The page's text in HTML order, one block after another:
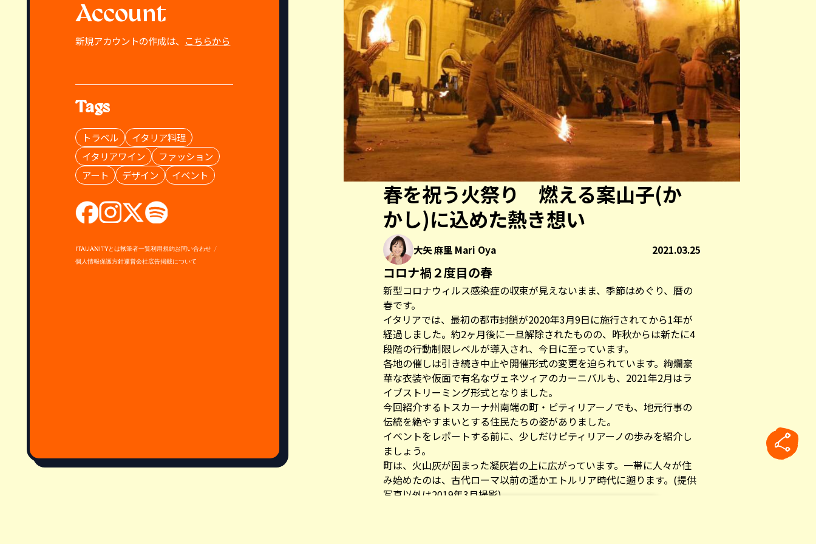
Account
新規アカウントの作成は、 こちらから
Tags
トラベル
イタリア料理
イタリアワイン
ファッション
アート
デザイン イベント
ITALIANITYとは執筆者一覧利用規約お問い合わせ
個人情報保護方針運営会社広告掲載について
春を祝う火祭り 燃える案山子(か
かし)に込めた熱き想い
大矢 麻里 Mari Oya 2021.03.25
コロナ禍２度目の春
新型コロナウィルス感染症の収束が見えないまま、季節はめぐり、暦の
春です。
イタリアでは、最初の都市封鎖が2020年3月9日に施行されてから1年が
経過しました。約2ヶ月後に一旦解除されたものの、昨秋からは新たに4
段階の行動制限レベルが導入され、今日に至っています。
各地の催しは引き続き中止や開催形式の変更を迫られています。絢爛豪
華な衣装や仮面で有名なヴェネツィアのカーニバルも、2021年2月はラ
イブストリーミング形式となりました。
今回紹介するトスカーナ州南端の町・ピティリアーノでも、地元行事の
伝統を絶やすまいとする住民たちの姿がありました。
イベントをレポートする前に、少しだけピティリアーノの歩みを紹介し
ましょう。
町は、火山灰が固まった凝灰岩の上に広がっています。一帯に人々が住
み始めたのは、古代ローマ以前の遥かエトルリア時代に遡ります。(提供
写真以外は2019年3月撮影)